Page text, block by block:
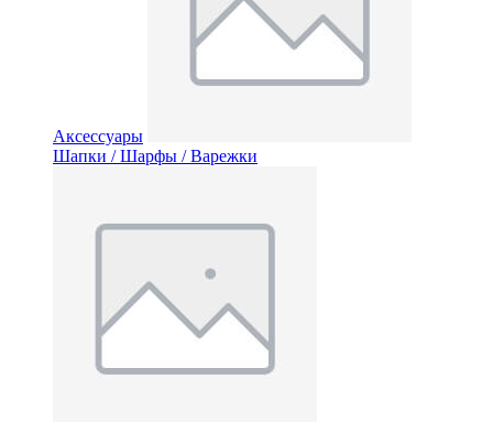
Аксессуары
Шапки / Шарфы / Варежки